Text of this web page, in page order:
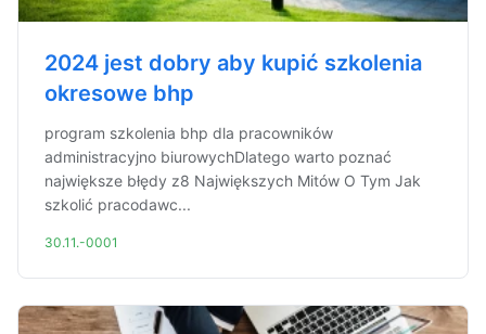
2024 jest dobry aby kupić szkolenia
okresowe bhp
program szkolenia bhp dla pracowników
administracyjno biurowychDlatego warto poznać
największe błędy z8 Największych Mitów O Tym Jak
szkolić pracodawc...
30.11.-0001